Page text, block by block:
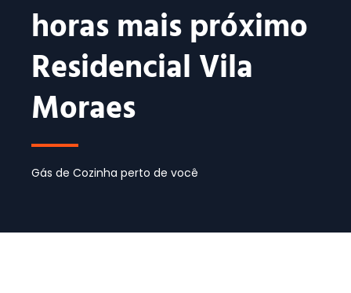
horas mais próximo
Residencial Vila
Moraes
Gás de Cozinha perto de você